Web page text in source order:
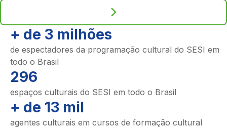
+ de 3 milhões
de espectadores da programação cultural do SESI em
todo o Brasil
296
espaços culturais do SESI em todo o Brasil
+ de 13 mil
agentes culturais em cursos de formação cultural